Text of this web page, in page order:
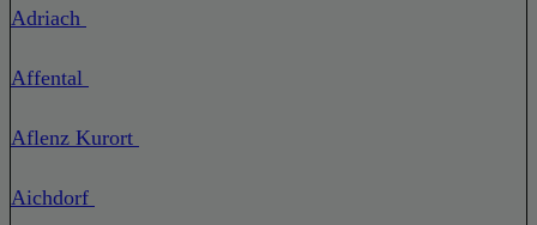
Adriach
Affental
Aflenz Kurort
Aichdorf